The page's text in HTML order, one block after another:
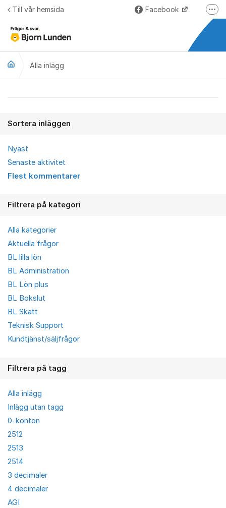
Hoppa till innehåll
Till vår hemsida Facebook
Alla inlägg
Sortera inläggen
Nyast
Senaste aktivitet
Flest kommentarer
Filtrera på kategori
Alla kategorier
Aktuella frågor
BL lilla lön
BL Administration
BL Lön plus
BL Bokslut
BL Skatt
Teknisk Support
Kundtjänst/säljfrågor
Filtrera på tagg
Alla inlägg
Inlägg utan tagg
0-konton
2512
2513
2514
3 decimaler
4 decimaler
AGI